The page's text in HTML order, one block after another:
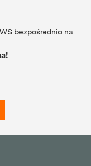
bezpośrednio na